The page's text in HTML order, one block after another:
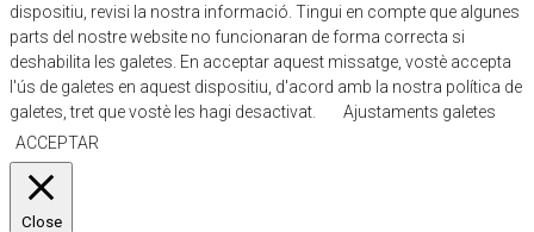
dispositiu, revisi la nostra informació. Tingui en compte que algunes
parts del nostre website no funcionaran de forma correcta si
deshabilita les galetes. En acceptar aquest missatge, vostè accepta
l'ús de galetes en aquest dispositiu, d'acord amb la nostra política de
galetes, tret que vostè les hagi desactivat.
Ajustaments galetes
ACCEPTAR
Close